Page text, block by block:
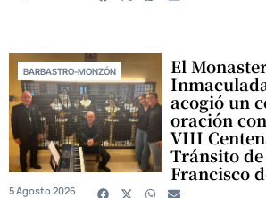
BARBASTRO-MONZÓN El
acogió un
oración
VIII
Tránsito de
Francisco
5 Agosto 2026